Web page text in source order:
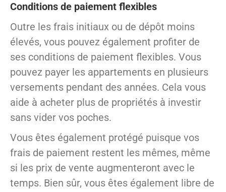
Conditions de paiement flexibles
Outre les frais initiaux ou de dépôt moins
élevés, vous pouvez également profiter de
ses conditions de paiement flexibles. Vous
pouvez payer les appartements en plusieurs
versements pendant des années. Cela vous
aide à acheter plus de propriétés à investir
sans vider vos poches.
Vous êtes également protégé puisque vos
frais de paiement restent les mêmes, même
si les prix de vente augmenteront avec le
temps. Bien sûr, vous êtes également libre de